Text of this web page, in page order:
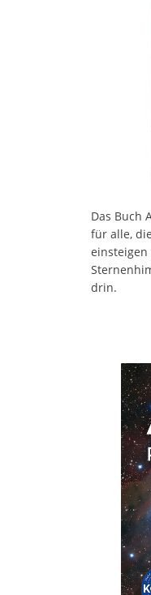
Das Buch
für alle,
drin.